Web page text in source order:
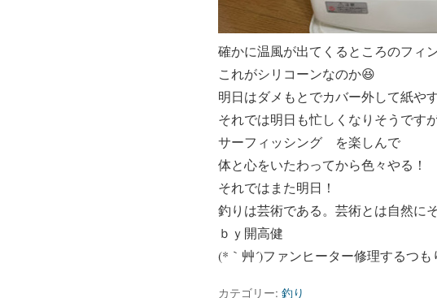
確かに温風が出てくるところのフィ
これがシリコーンなのか😆
明日はダメもとでカバー外して紙や
それでは明日も忙しくなりそうです
サーフィッシング を楽しんで
体と心をいたわってから色々やる！
それではまた明日！
釣りは芸術である。芸術とは自然に
ｂｙ開高健
(*｀艸´)ファンヒーター修理するつ
カテゴリー: 釣り